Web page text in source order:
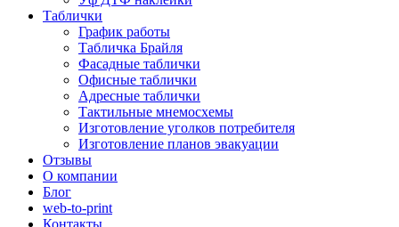
Таблички
График работы
Табличка Брайля
Фасадные таблички
Офисные таблички
Адресные таблички
Тактильные мнемосхемы
Изготовление уголков потребителя
Изготовление планов эвакуации
Отзывы
О компании
Блог
web-to-print
Контакты